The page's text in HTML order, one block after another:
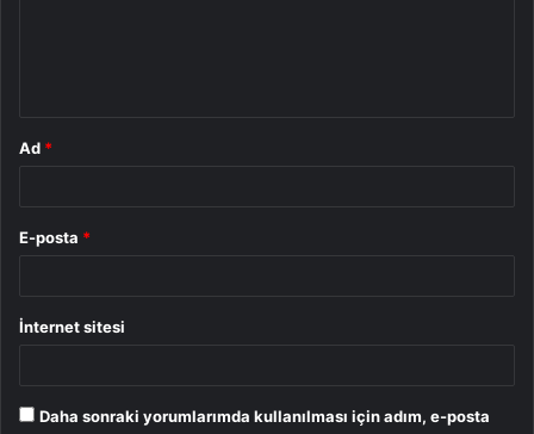
Ad *
E-posta *
İnternet sitesi
Daha sonraki yorumlarımda kullanılması için adım, e-posta